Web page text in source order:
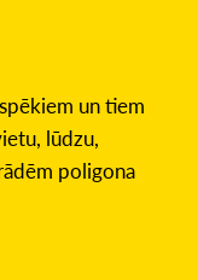
un tiem
lūdzu,
poligona